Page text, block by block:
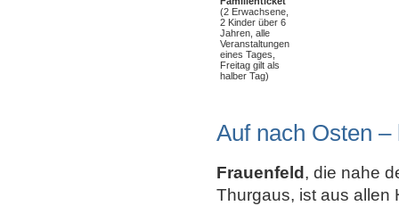
(2 Erwachsene,
2 Kinder über 6
Jahren, alle
Veranstaltungen
eines Tages,
Freitag gilt als
halber Tag)
Auf nach Osten
Frauenfeld, die nahe
Thurgaus, ist aus allen